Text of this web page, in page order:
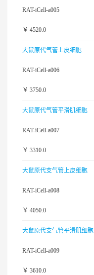
RAT-iCell-a005
￥ 4520.0
大鼠原代气管上皮细胞
RAT-iCell-a006
￥ 3750.0
大鼠原代气管平滑肌细胞
RAT-iCell-a007
￥ 3310.0
大鼠原代支气管上皮细胞
RAT-iCell-a008
￥ 4050.0
大鼠原代支气管平滑肌细胞
RAT-iCell-a009
￥ 3610.0